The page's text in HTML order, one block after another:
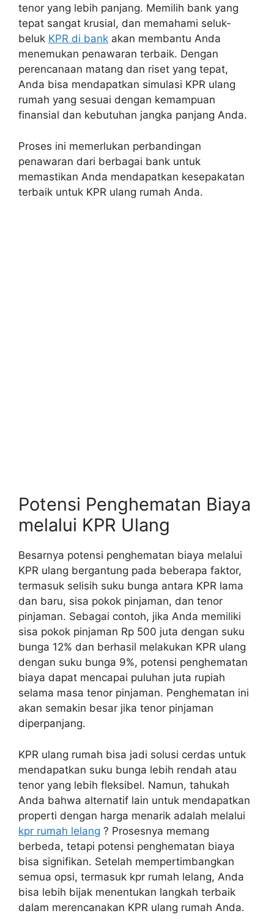
tenor yang lebih panjang. Memilih bank yang
tepat sangat krusial, dan memahami seluk-
beluk KPR di bank akan membantu Anda
menemukan penawaran terbaik. Dengan
perencanaan matang dan riset yang tepat,
Anda bisa mendapatkan simulasi KPR ulang
rumah yang sesuai dengan kemampuan
finansial dan kebutuhan jangka panjang Anda.
Proses ini memerlukan perbandingan
penawaran dari berbagai bank untuk
memastikan Anda mendapatkan kesepakatan
terbaik untuk KPR ulang rumah Anda.
Potensi Penghematan Biaya
melalui KPR Ulang
Besarnya potensi penghematan biaya melalui
KPR ulang bergantung pada beberapa faktor,
termasuk selisih suku bunga antara KPR lama
dan baru, sisa pokok pinjaman, dan tenor
pinjaman. Sebagai contoh, jika Anda memiliki
sisa pokok pinjaman Rp 500 juta dengan suku
bunga 12% dan berhasil melakukan KPR ulang
dengan suku bunga 9%, potensi penghematan
biaya dapat mencapai puluhan juta rupiah
selama masa tenor pinjaman. Penghematan ini
akan semakin besar jika tenor pinjaman
diperpanjang.
KPR ulang rumah bisa jadi solusi cerdas untuk
mendapatkan suku bunga lebih rendah atau
tenor yang lebih fleksibel. Namun, tahukah
Anda bahwa alternatif lain untuk mendapatkan
properti dengan harga menarik adalah melalui
kpr rumah lelang ? Prosesnya memang
berbeda, tetapi potensi penghematan biaya
bisa signifikan. Setelah mempertimbangkan
semua opsi, termasuk kpr rumah lelang, Anda
bisa lebih bijak menentukan langkah terbaik
dalam merencanakan KPR ulang rumah Anda.